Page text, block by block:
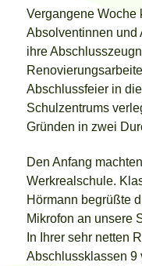
Vergangene Woche
Absolventinnen und
ihre
Abschlussfeier in
Schulzentrums
Gründen in zwei
Den Anfang
Werkrealschule.
Hörmann begrüßte
Mikrofon an unsere
In Ihrer sehr netten
Abschlussklassen 9